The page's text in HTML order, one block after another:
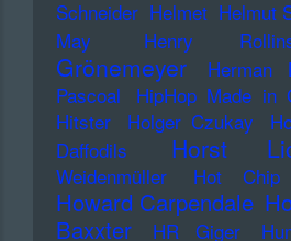
Schneider Helmet Helmut
May
Henry
Grönemeyer
Herman
Pascoal
HipHop Made in
Hitster
Holger Czukay
Daffodils
Horst
Weidenmüller
Hot Chip
Howard Carpendale
Baxxter
HR Giger